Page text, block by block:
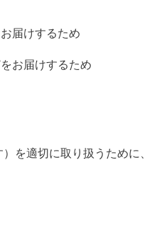
届けするため
お届けするため
を適切に取り扱うために、